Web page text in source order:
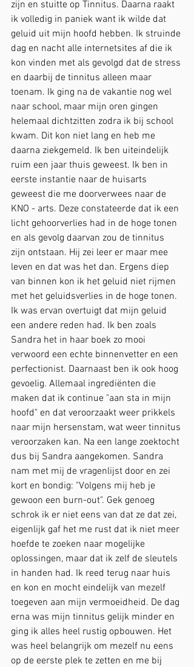
zijn en stuitte op Tinnitus. Daarna raakt
ik volledig in paniek want ik wilde dat
geluid uit mijn hoofd hebben. Ik struinde
dag en nacht alle internetsites af die ik
kon vinden met als gevolgd dat de stress
en daarbij de tinnitus alleen maar
toenam. Ik ging na de vakantie nog wel
naar school, maar mijn oren gingen
helemaal dichtzitten zodra ik bij school
kwam. Dit kon niet lang en heb me
daarna ziekgemeld. Ik ben uiteindelijk
ruim een jaar thuis geweest. Ik ben in
eerste instantie naar de huisarts
geweest die me doorverwees naar de
KNO - arts. Deze constateerde dat ik een
licht gehoorverlies had in de hoge tonen
en als gevolg daarvan zou de tinnitus
zijn ontstaan. Hij zei leer er maar mee
leven en dat was het dan. Ergens diep
van binnen kon ik het geluid niet rijmen
met het geluidsverlies in de hoge tonen.
Ik was ervan overtuigt dat mijn geluid
een andere reden had. Ik ben zoals
Sandra het in haar boek zo mooi
verwoord een echte binnenvetter en een
perfectionist. Daarnaast ben ik ook hoog
gevoelig. Allemaal ingrediënten die
maken dat ik continue "aan sta in mijn
hoofd" en dat veroorzaakt weer prikkels
naar mijn hersenstam, wat weer tinnitus
veroorzaken kan. Na een lange zoektocht
dus bij Sandra aangekomen. Sandra
nam met mij de vragenlijst door en zei
kort en bondig: "Volgens mij heb je
gewoon een burn-out". Gek genoeg
schrok ik er niet eens van dat ze dat zei,
eigenlijk gaf het me rust dat ik niet meer
hoefde te zoeken naar mogelijke
oplossingen, maar dat ik zelf de sleutels
in handen had. Ik reed terug naar huis
en kon en mocht eindelijk van mezelf
toegeven aan mijn vermoeidheid. De dag
erna was mijn tinnitus gelijk minder en
ging ik alles heel rustig opbouwen. Het
was heel belangrijk om mezelf nu eens
op de eerste plek te zetten en me bij